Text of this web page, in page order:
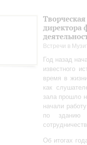
директора
Встречи в
Год назад
известного
время в
как
зала прошло
начали
по зданию
Об итогах